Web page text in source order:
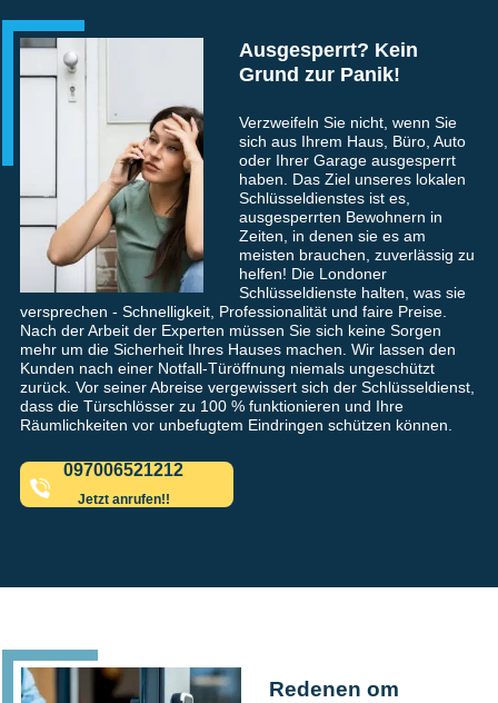
Ausgesperrt? Kein
Grund zur Panik!
Verzweifeln Sie nicht, wenn Sie
sich aus Ihrem Haus, Büro, Auto
oder Ihrer Garage ausgesperrt
haben. Das Ziel unseres lokalen
Schlüsseldienstes ist es,
ausgesperrten Bewohnern in
Zeiten, in denen sie es am
meisten brauchen, zuverlässig zu
helfen! Die Londoner
Schlüsseldienste halten, was sie
versprechen - Schnelligkeit, Professionalität und faire Preise.
Nach der Arbeit der Experten müssen Sie sich keine Sorgen
mehr um die Sicherheit Ihres Hauses machen. Wir lassen den
Kunden nach einer Notfall-Türöffnung niemals ungeschützt
zurück. Vor seiner Abreise vergewissert sich der Schlüsseldienst,
dass die Türschlösser zu 100 % funktionieren und Ihre
Räumlichkeiten vor unbefugtem Eindringen schützen können.
097006521212
Jetzt anrufen!!
Redenen om